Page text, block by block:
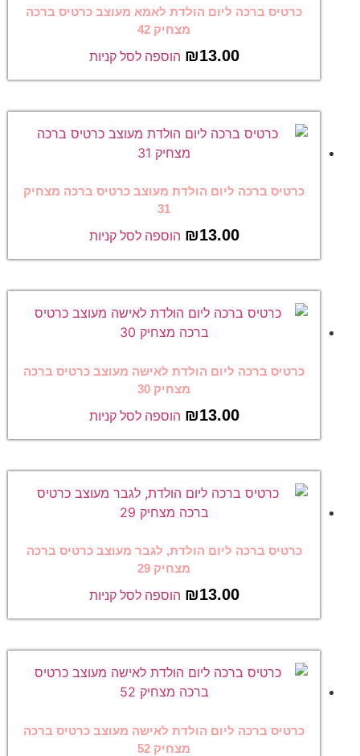
כרטיס ברכה ליום הולדת לאמא מעוצב כרטיס ברכה
מצחיק 42
₪13.00 הוספה לסל קניות
כרטיס ברכה ליום הולדת מעוצב כרטיס ברכה מצחיק
31
₪13.00 הוספה לסל קניות
כרטיס ברכה ליום הולדת לאישה מעוצב כרטיס ברכה
מצחיק 30
₪13.00 הוספה לסל קניות
כרטיס ברכה ליום הולדת, לגבר מעוצב כרטיס ברכה
מצחיק 29
₪13.00 הוספה לסל קניות
כרטיס ברכה ליום הולדת לאישה מעוצב כרטיס ברכה
מצחיק 52